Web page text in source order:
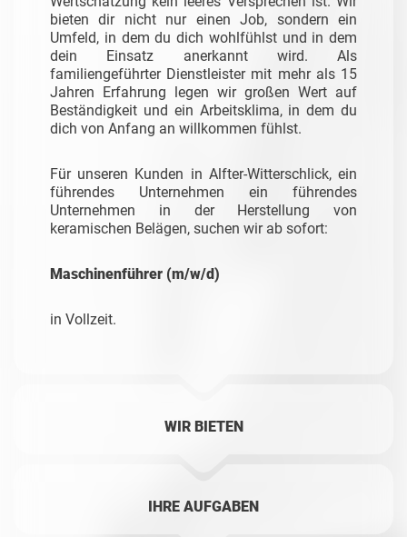
bieten dir nicht nur einen Job, sondern ein
Umfeld, in dem du dich wohlfühlst und in dem
dein Einsatz anerkannt wird. Als
familiengeführter Dienstleister mit mehr als 15
Jahren Erfahrung legen wir großen Wert auf
Beständigkeit und ein Arbeitsklima, in dem du
dich von Anfang an willkommen fühlst.
Für unseren Kunden in Alfter-Witterschlick, ein
führendes Unternehmen ein führendes
Unternehmen in der Herstellung von
keramischen Belägen, suchen wir ab sofort:
Maschinenführer (m/w/d)
in Vollzeit.
WIR BIETEN
IHRE AUFGABEN